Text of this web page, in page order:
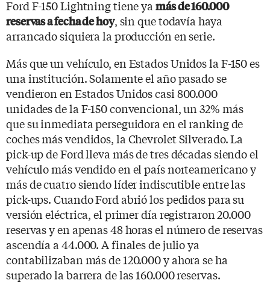
Ford F-150 Lightning tiene ya más de 160.000
reservas a fecha de hoy, sin que todavía haya
arrancado siquiera la producción en serie.
Más que un vehículo, en Estados Unidos la F-150 es
una institución. Solamente el año pasado se
vendieron en Estados Unidos casi 800.000
unidades de la F-150 convencional, un 32% más
que su inmediata perseguidora en el ranking de
coches más vendidos, la Chevrolet Silverado. La
pick-up de Ford lleva más de tres décadas siendo el
vehículo más vendido en el país norteamericano y
más de cuatro siendo líder indiscutible entre las
pick-ups. Cuando Ford abrió los pedidos para su
versión eléctrica, el primer día registraron 20.000
reservas y en apenas 48 horas el número de reservas
ascendía a 44.000. A finales de julio ya
contabilizaban más de 120.000 y ahora se ha
superado la barrera de las 160.000 reservas.